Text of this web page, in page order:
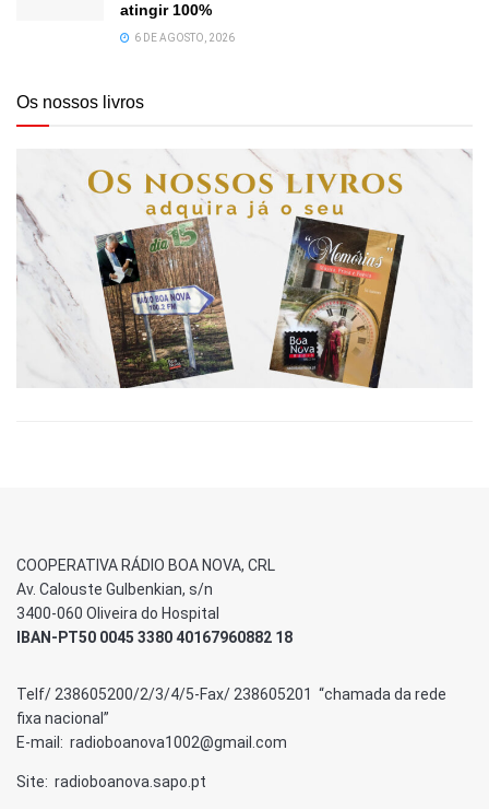
atingir 100%
6 DE AGOSTO, 2026
Os nossos livros
COOPERATIVA RÁDIO BOA NOVA, CRL
Av. Calouste Gulbenkian, s/n
3400-060 Oliveira do Hospital
IBAN-PT50 0045 3380 40167960882 18
Telf/ 238605200/2/3/4/5-Fax/ 238605201 “chamada da rede
fixa nacional”
E-mail: radioboanova1002@gmail.com
Site: radioboanova.sapo.pt